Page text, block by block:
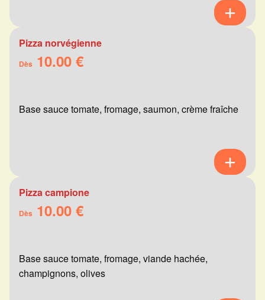
Pizza norvégienne
Dès 10.00 €
Base sauce tomate, fromage, saumon, crème fraîche
Pizza campione
Dès 10.00 €
Base sauce tomate, fromage, viande hachée,
champignons, olives